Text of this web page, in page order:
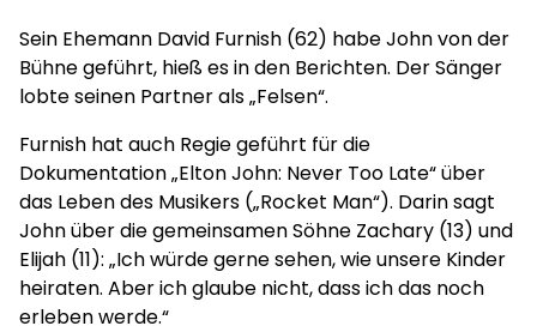
Sein Ehemann David Furnish (62) habe John von der
Bühne geführt, hieß es in den Berichten. Der Sänger
lobte seinen Partner als „Felsen“.
Furnish hat auch Regie geführt für die
Dokumentation „Elton John: Never Too Late“ über
das Leben des Musikers („Rocket Man“). Darin sagt
John über die gemeinsamen Söhne Zachary (13) und
Elijah (11): „Ich würde gerne sehen, wie unsere Kinder
heiraten. Aber ich glaube nicht, dass ich das noch
erleben werde.“